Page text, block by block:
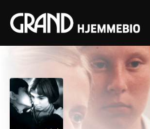
Accessibility Links